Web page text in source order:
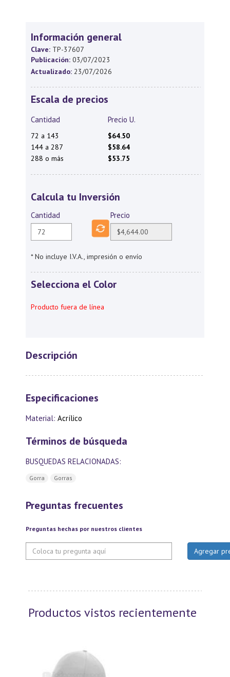
Información general
Clave: TP-37607
Publicación: 03/07/2023
Actualizado: 23/07/2026
Escala de precios
Cantidad Precio U.
72 a 143
$64.50
144 a 287
$58.64
288 o más
$53.75
Calcula tu Inversión
Cantidad Precio
* No incluye I.V.A., impresión o envío
Selecciona el Color
Producto fuera de línea
Descripción
Especificaciones
Material: Acrílico
Términos de búsqueda
BUSQUEDAS RELACIONADAS:
Gorra Gorras
Preguntas frecuentes
Preguntas hechas por nuestros clientes
Productos vistos recientemente